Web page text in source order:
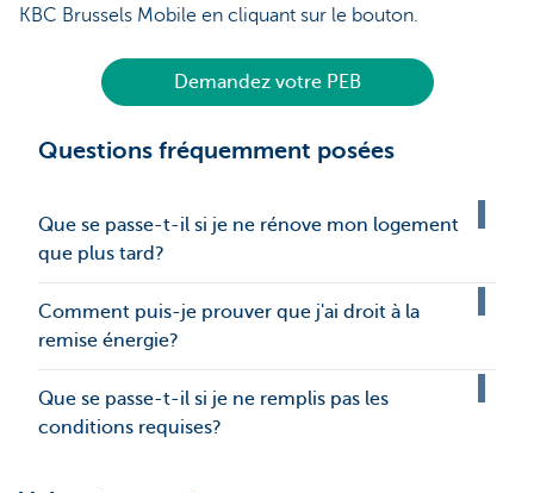
KBC Brussels Mobile en cliquant sur le bouton.
Demandez votre PEB
Questions fréquemment posées
Que se passe-t-il si je ne rénove mon logement
que plus tard?
Comment puis-je prouver que j'ai droit à la
remise énergie?
Que se passe-t-il si je ne remplis pas les
conditions requises?